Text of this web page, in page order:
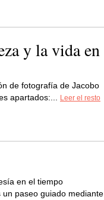
y la vida en
de fotografía de Jacobo
apartados:...
Leer el resto
en el tiempo
paseo guiado mediante